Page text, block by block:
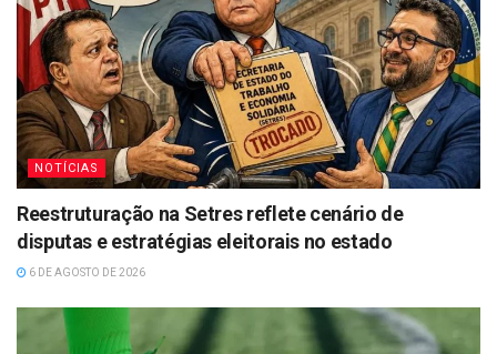
NOTÍCIAS
Reestruturação na Setres reflete cenário de
disputas e estratégias eleitorais no estado
6 DE AGOSTO DE 2026